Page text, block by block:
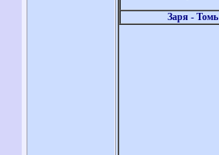
Заря - Томь